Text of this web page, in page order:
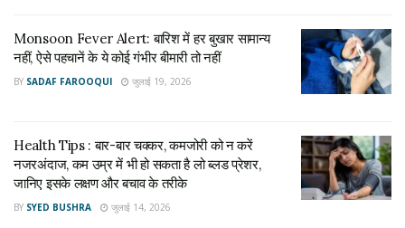
आंखों के सामने अंधेरा या धुंधलापन
शरीर में कमजोरी या थकावट
कुछ मामलों में बेहोशी
अक्सर ये लक्षण खड़े होने के कुछ ही सेकंड में दिखाई देते हैं और कुछ देर बैठने
Monsoon Fever Alert: बारिश में हर बुखार सामान्य
नहीं, ऐसे पहचानें के ये कोई गंभीर बीमारी तो नहीं
BY SADAF FAROOQUI जुलाई 19, 2026
Health Tips : बार-बार चक्कर, कमजोरी को न करें
नजरअंदाज, कम उम्र में भी हो सकता है लो ब्लड प्रेशर,
जानिए इसके लक्षण और बचाव के तरीके
BY SYED BUSHRA जुलाई 14, 2026